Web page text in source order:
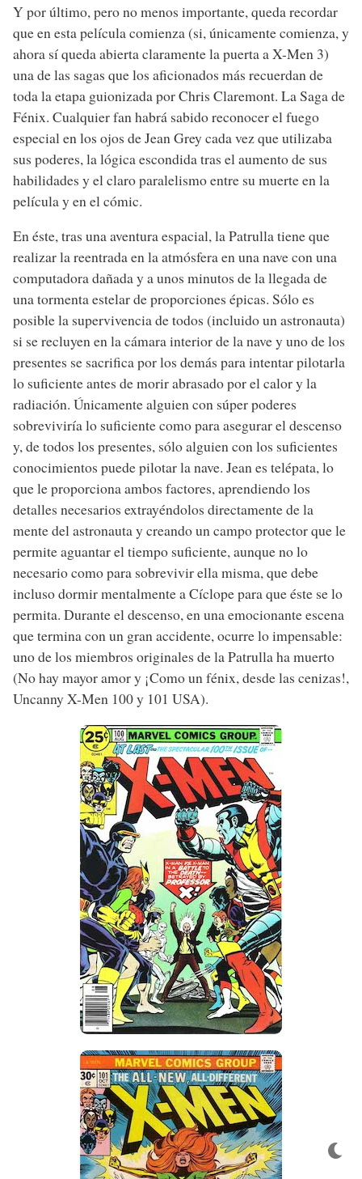
Y por último, pero no menos importante, queda recordar
que en esta película comienza (si, únicamente comienza, y
ahora sí queda abierta claramente la puerta a X-Men 3)
una de las sagas que los aficionados más recuerdan de
toda la etapa guionizada por Chris Claremont. La Saga de
Fénix. Cualquier fan habrá sabido reconocer el fuego
especial en los ojos de Jean Grey cada vez que utilizaba
sus poderes, la lógica escondida tras el aumento de sus
habilidades y el claro paralelismo entre su muerte en la
película y en el cómic.
En éste, tras una aventura espacial, la Patrulla tiene que
realizar la reentrada en la atmósfera en una nave con una
computadora dañada y a unos minutos de la llegada de
una tormenta estelar de proporciones épicas. Sólo es
posible la supervivencia de todos (incluido un astronauta)
si se recluyen en la cámara interior de la nave y uno de los
presentes se sacrifica por los demás para intentar pilotarla
lo suficiente antes de morir abrasado por el calor y la
radiación. Únicamente alguien con súper poderes
sobreviviría lo suficiente como para asegurar el descenso
y, de todos los presentes, sólo alguien con los suficientes
conocimientos puede pilotar la nave. Jean es telépata, lo
que le proporciona ambos factores, aprendiendo los
detalles necesarios extrayéndolos directamente de la
mente del astronauta y creando un campo protector que le
permite aguantar el tiempo suficiente, aunque no lo
necesario como para sobrevivir ella misma, que debe
incluso dormir mentalmente a Cíclope para que éste se lo
permita. Durante el descenso, en una emocionante escena
que termina con un gran accidente, ocurre lo impensable:
uno de los miembros originales de la Patrulla ha muerto
(No hay mayor amor y ¡Como un fénix, desde las cenizas!,
Uncanny X-Men 100 y 101 USA).